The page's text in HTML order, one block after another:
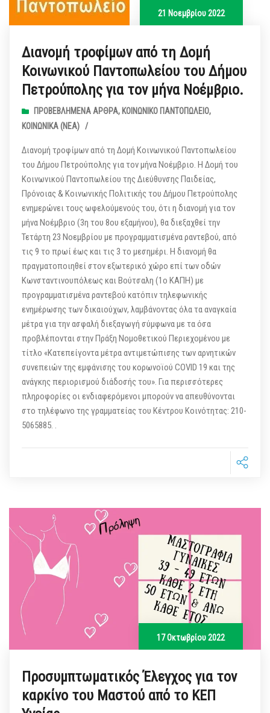
21 Νοεμβρίου 2022
Διανομή τροφίμων από τη Δομή
Κοινωνικού Παντοπωλείου του Δήμου
Πετρούπολης για τον μήνα Νοέμβριο.
ΠΡΟΒΕΒΛΗΜΈΝΑ ΆΡΘΡΑ, ΚΟΙΝΩΝΙΚΌ ΠΑΝΤΟΠΩΛΕΊΟ,
ΚΟΙΝΩΝΙΚΆ (ΝΕΑ) /
Διανομή τροφίμων από τη Δομή Κοινωνικού Παντοπωλείου
του Δήμου Πετρούπολης για τον μήνα Νοέμβριο. Η Δομή του
Κοινωνικού Παντοπωλείου της Διεύθυνσης Παιδείας,
Πρόνοιας & Κοινωνικής Πολιτικής του Δήμου Πετρούπολης
ενημερώνει τους ωφελούμενούς του, ότι η διανομή για τον
μήνα Νοέμβριο (3η του 8ου εξαμήνου), θα διεξαχθεί την
Τετάρτη 23 Noεμβρίου με προγραμματισμένα ραντεβού, από
τις 9 το πρωί έως και τις 3 το μεσημέρι. Η διανομή θα
πραγματοποιηθεί στον εξωτερικό χώρο επί των οδών
Κωνσταντινουπόλεως και Βούτσαλη (1ο ΚΑΠΗ) με
προγραμματισμένα ραντεβού κατόπιν τηλεφωνικής
ενημέρωσης των δικαιούχων, λαμβάνοντας όλα τα αναγκαία
μέτρα για την ασφαλή διεξαγωγή σύμφωνα με τα όσα
προβλέπονται στην Πράξη Νομοθετικού Περιεχομένου με
τίτλο «Κατεπείγοντα μέτρα αντιμετώπισης των αρνητικών
συνεπειών της εμφάνισης του κορωνοϊού COVID 19 και της
ανάγκης περιορισμού διάδοσής του». Για περισσότερες
πληροφορίες οι ενδιαφερόμενοι μπορούν να απευθύνονται
στο τηλέφωνο της γραμματείας του Κέντρου Κοινότητας: 210-
5065885. .
17 Οκτωβρίου 2022
Προσυμπτωματικός Έλεγχος για τον
καρκίνο του Μαστού από το ΚΕΠ